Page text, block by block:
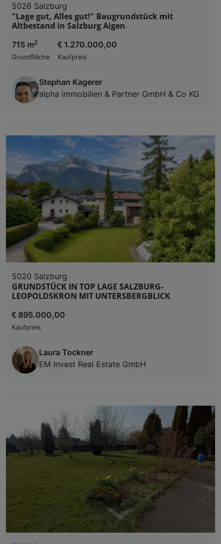
5026 Salzburg
"Lage gut, Alles gut!" Baugrundstück mit
Altbestand in Salzburg Aigen
715 m2
Grundfläche
€ 1.270.000,00
Kaufpreis
Stephan Kagerer
alpha immobilien & Partner GmbH & Co KG
5020 Salzburg
GRUNDSTÜCK IN TOP LAGE SALZBURG-
LEOPOLDSKRON MIT UNTERSBERGBLICK
€ 895.000,00
Kaufpreis
Laura Tockner
EM Invest Real Estate GmbH